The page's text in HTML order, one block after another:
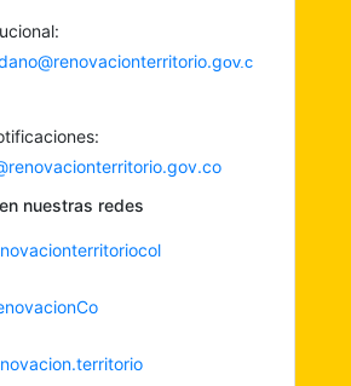
ov.c
nuestras redes